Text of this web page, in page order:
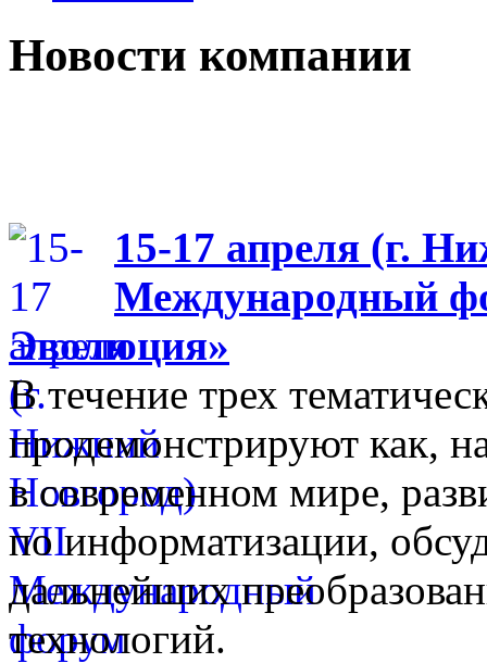
Новости компании
15-17 апреля (г.
Международный
Эволюция»
В течение трех
продемонстрируют как,
в современном мире,
по информатизации,
дальнейших
технологий.